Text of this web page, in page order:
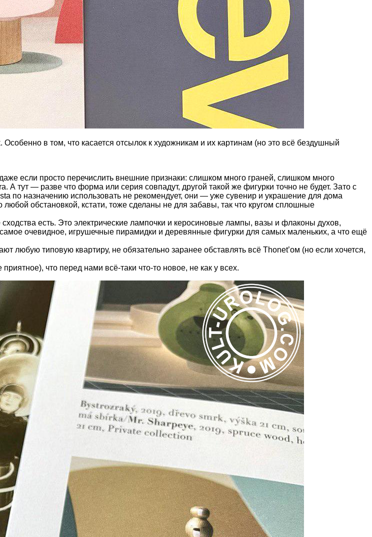
в том, что касается отсылок к художникам и их картинам (но это всё бездушный
если просто перечислить внешние признаки: слишком много граней, слишком много
— разве что форма или серия совпадут, другой такой же фигурки точно не будет. Зато с
по назначению использовать не рекомендует, они — уже сувенир и украшение для дома
обстановкой, кстати, тоже сделаны не для забавы, так что кругом сплошные
есть. Это электрические лампочки и керосиновые лампы, вазы и флаконы духов,
очевидное, игрушечные пирамидки и деревянные фигурки для самых маленьких, а что ещё
любую типовую квартиру, не обязательно заранее обставлять всё Thonet’ом (но если хочется,
что перед нами всё-таки что-то новое, не как у всех.